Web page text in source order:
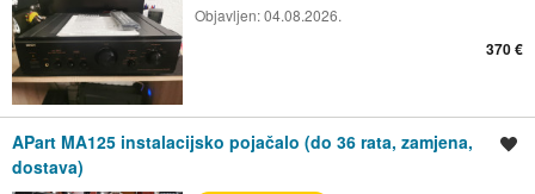
Objavljen:04.08.2026.
370 €
APart MA125 instalacijsko pojačalo (do 36 rata, zamjena,
dostava)